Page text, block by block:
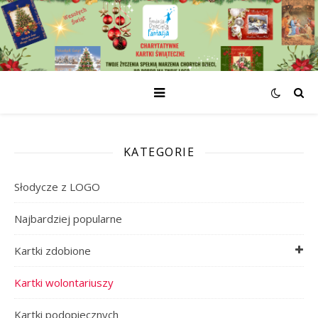
KATEGORIE
Słodycze z LOGO
Najbardziej popularne
Kartki zdobione
Kartki wolontariuszy
Kartki podopiecznych